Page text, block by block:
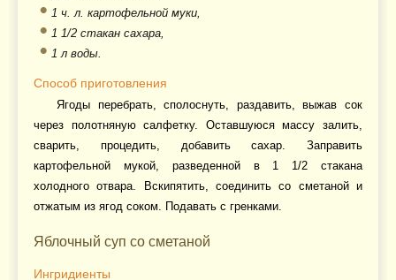
1 ч. л. картофельной муки,
1 1/2 стакан сахара,
1 л воды.
Способ приготовления
Ягоды перебрать, сполоснуть, раздавить, выжав сок
через полотняную салфетку. Оставшуюся массу залить,
сварить, процедить, добавить сахар. Заправить
картофельной мукой, разведенной в 1 1/2 стакана
холодного отвара. Вскипятить, соединить со сметаной и
отжатым из ягод соком. Подавать с гренками.
Яблочный суп со сметаной
Ингридиенты